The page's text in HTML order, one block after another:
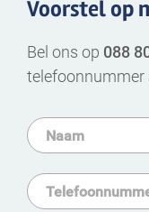
Voorstel op
Bel ons op 088
telefoonnummer